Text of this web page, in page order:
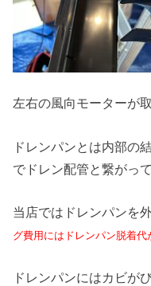
左右の風向モーターが
ドレンパンとは内部の
でドレン配管と繋がっ
当店ではドレンパンを
グ費用にはドレンパン脱着代
ドレンパンにはカビが